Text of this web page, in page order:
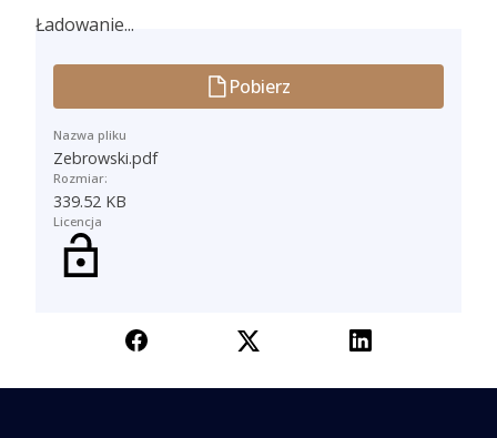
Ładowanie...
Ładowanie...
Pobierz
Nazwa pliku
Zebrowski.pdf
Rozmiar:
339.52 KB
Licencja